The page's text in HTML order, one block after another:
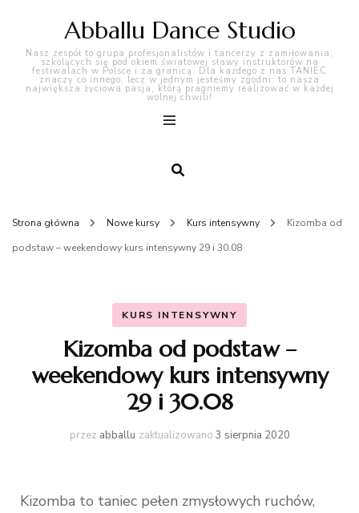
Abballu Dance Studio
Nasz zespół to grupa profesjonalistów i tancerzy z zamiłowania,
szkolących się pod okiem światowej sławy instruktorów na
festiwalach w Polsce i za granicą. Dla każdego z nas TANIEC
znaczy co innego, lecz w jednym jesteśmy zgodni: to nasza
największa życiowa pasja, którą pragniemy realizować w każdej
wolnej chwili!
Strona główna Nowe kursy Kurs intensywny
Kizomba od
podstaw – weekendowy kurs intensywny 29 i 30.08
KURS INTENSYWNY
Kizomba od podstaw –
weekendowy kurs intensywny
29 i 30.08
przez abballu zaktualizowano 3 sierpnia 2020
Kizomba to taniec pełen zmysłowych ruchów,